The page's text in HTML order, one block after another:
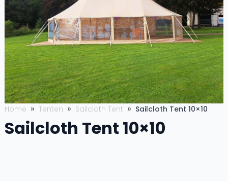
Home Tenten Sailcloth Tent Sailcloth Tent 10×10
Sailcloth Tent 10×10